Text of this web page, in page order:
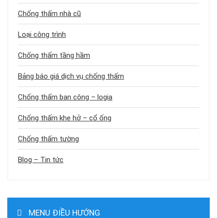
Chống thấm nhà cũ
Loại công trình
Chống thấm tầng hầm
Bảng báo giá dịch vụ chống thấm
Chống thấm ban công – logia
Chống thấm khe hở – cổ ống
Chống thấm tường
Blog – Tin tức
MENU ĐIỀU HƯỚNG